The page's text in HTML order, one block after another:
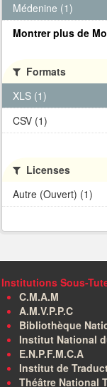
Médenine (1)
Montrer plus de
Formats
XLS (1)
CSV (1)
Licenses
Autre (Ouvert) (1)
Institutions Sous-
C.M.A.M
A.M.V.P.P.C
Bibliothèque
Institut National
E.N.P.F.M.C.A
Institut de
Théâtre National